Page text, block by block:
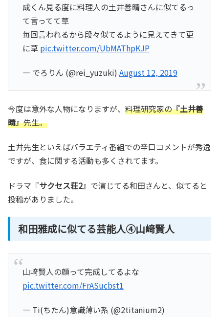
成くん見る度に料理人の土井善晴さんに似てるっ
て言ってて草
毎回言われるから段々似てるように見えてきて更
に草 pic.twitter.com/UbMAThpKJP
— でろりん (@rei_yuzuki) August 12, 2019
今度は意外な人物になりますが、 料理研究家の『土井善
晴』先生。
土井先生といえばバラエティ番組での辛口コメントが秀逸
ですが、食に関する活動も多くされてます。
ドラマ『サクセス荘2』で演じてる和田さんと、似てると
投稿がありました。
和田雅成に似てる芸能人④山﨑賢人
山﨑賢人の顔って完成してるよな
pic.twitter.com/FrASucbst1
— Ti(ちたん)意識薄い系 (@2titanium2)